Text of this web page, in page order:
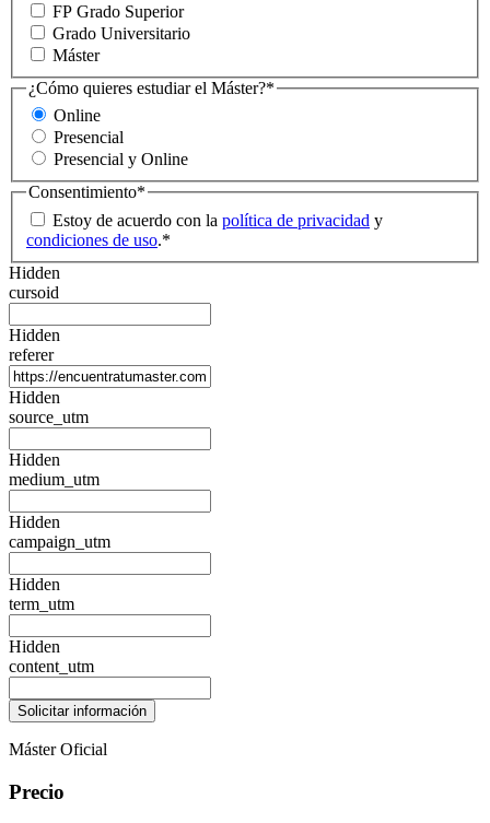
FP Grado Superior
Grado Universitario
Máster
¿Cómo quieres estudiar el Máster?*
Online
Presencial
Presencial y Online
Consentimiento*
Estoy de acuerdo con la política de privacidad y
condiciones de uso.*
Hidden
cursoid
Hidden
referer
Hidden
source_utm
Hidden
medium_utm
Hidden
campaign_utm
Hidden
term_utm
Hidden
content_utm
Máster Oficial
Precio